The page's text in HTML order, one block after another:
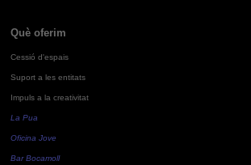
Què oferim
Cessió d'espais
Suport a les entitats
Impuls a la creativitat
La Pua
Oficina Jove
Bar Bocamoll